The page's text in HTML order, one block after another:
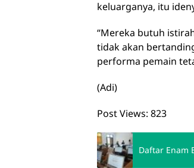
keluarganya, itu
“Mereka butuh
tidak akan
performa pemain
(Adi)
Post Views: 823
Daftar Enam